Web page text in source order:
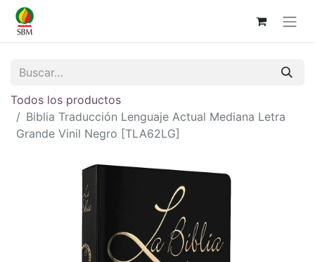
Todos los productos
Biblia Traducción Lenguaje Actual Mediana Letra
Grande Vinil Negro [TLA62LG]